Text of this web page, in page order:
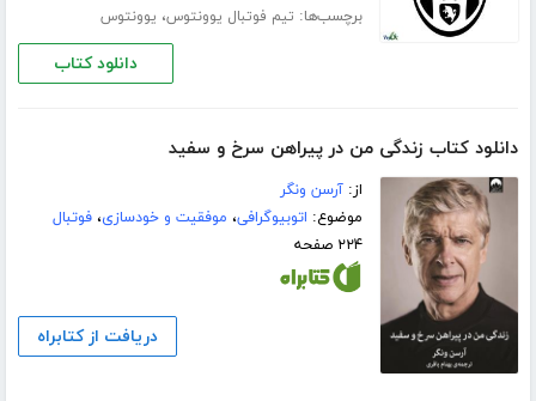
برچسب‌ها: تیم فوتبال یوونتوس، یوونتوس
دانلود کتاب
دانلود کتاب زندگی من در پیراهن سرخ و سفید
از:آرسن ونگر
موضوع: اتوبیوگرافی، موفقیت و خودسازی،فوتبال
۲۲۴ صفحه
دریافت از کتابراه